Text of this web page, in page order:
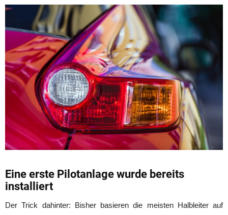
Eine erste Pilotanlage wurde bereits
installiert
Der Trick dahinter: Bisher basieren die meisten Halbleiter auf